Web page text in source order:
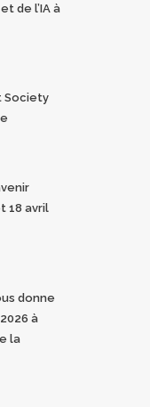
de l’IA à
Society
18 avril
donne
à
la